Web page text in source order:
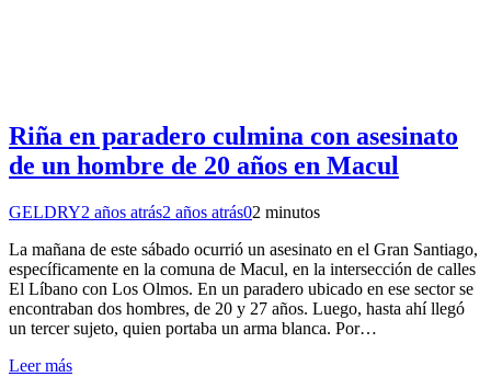
Riña en paradero culmina con asesinato
de un hombre de 20 años en Macul
GELDRY2 años atrás2 años atrás02 minutos
La mañana de este sábado ocurrió un asesinato en el Gran Santiago,
específicamente en la comuna de Macul, en la intersección de calles
El Líbano con Los Olmos. En un paradero ubicado en ese sector se
encontraban dos hombres, de 20 y 27 años. Luego, hasta ahí llegó
un tercer sujeto, quien portaba un arma blanca. Por…
Leer más